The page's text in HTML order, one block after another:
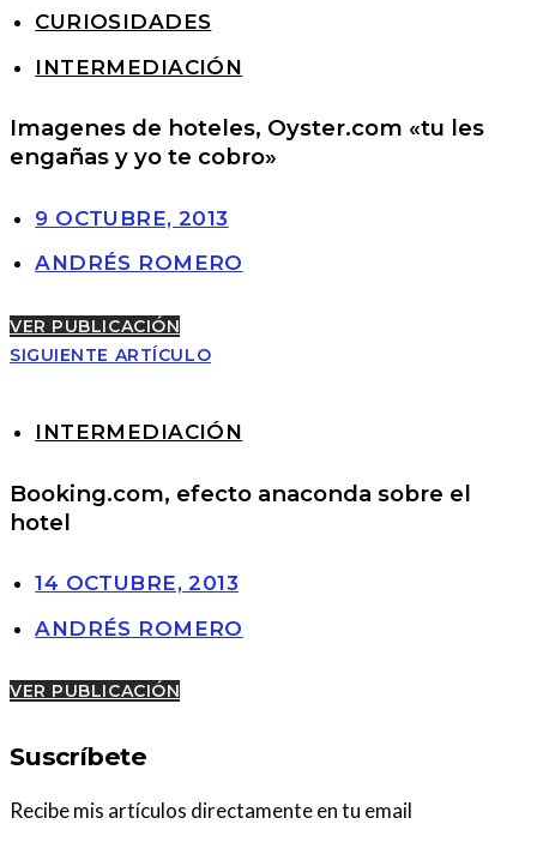
CURIOSIDADES
INTERMEDIACIÓN
Imagenes de hoteles, Oyster.com «tu les
engañas y yo te cobro»
9 OCTUBRE, 2013
ANDRÉS ROMERO
VER PUBLICACIÓN
SIGUIENTE ARTÍCULO
INTERMEDIACIÓN
Booking.com, efecto anaconda sobre el
hotel
14 OCTUBRE, 2013
ANDRÉS ROMERO
VER PUBLICACIÓN
Suscríbete
Recibe mis artículos directamente en tu email